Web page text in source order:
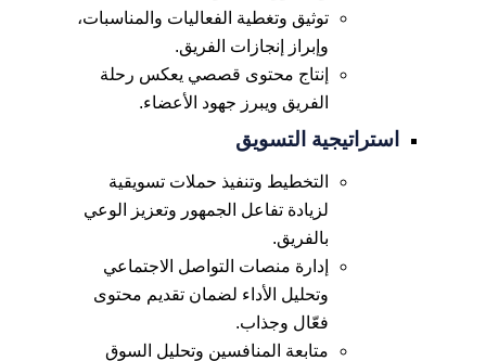
توثيق وتغطية الفعاليات والمناسبات،
وإبراز إنجازات الفريق.
إنتاج محتوى قصصي يعكس رحلة
الفريق ويبرز جهود الأعضاء.
استراتيجية التسويق
التخطيط وتنفيذ حملات تسويقية
لزيادة تفاعل الجمهور وتعزيز الوعي
بالفريق.
إدارة منصات التواصل الاجتماعي
وتحليل الأداء لضمان تقديم محتوى
فعّال وجذاب.
متابعة المنافسين وتحليل السوق